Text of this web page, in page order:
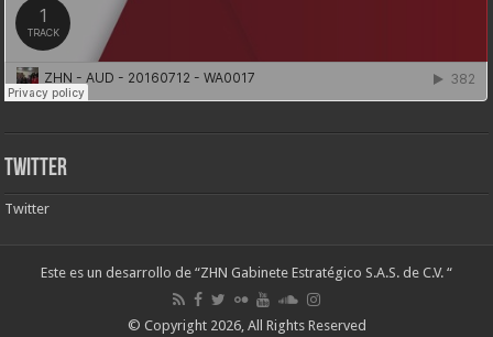
Twitter
Twitter
Este es un desarrollo de “ZHN Gabinete Estratégico S.A.S. de C.V. “
© Copyright 2026, All Rights Reserved